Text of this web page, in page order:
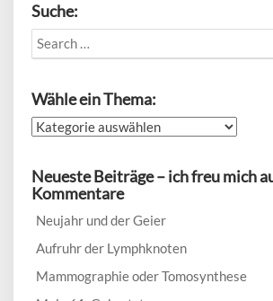
Suche:
Search
for:
Wähle ein Thema:
Wähle
Neueste Beiträge – ich freu mich
Kommentare
Neujahr und der Geier
Aufruhr der Lymphknoten
Mammographie oder Tomosynthese